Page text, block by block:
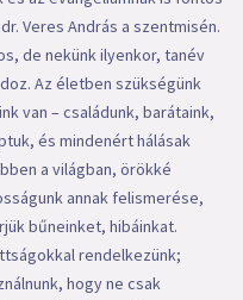
Veres András a szentmisén.
de nekünk ilyenkor, tanév
Az életben szükségünk
van – családunk, barátaink,
és mindenért hálásak
a világban, örökké
annak felismerése,
bűneinket, hibáinkat.
rendelkezünk;
hogy ne csak